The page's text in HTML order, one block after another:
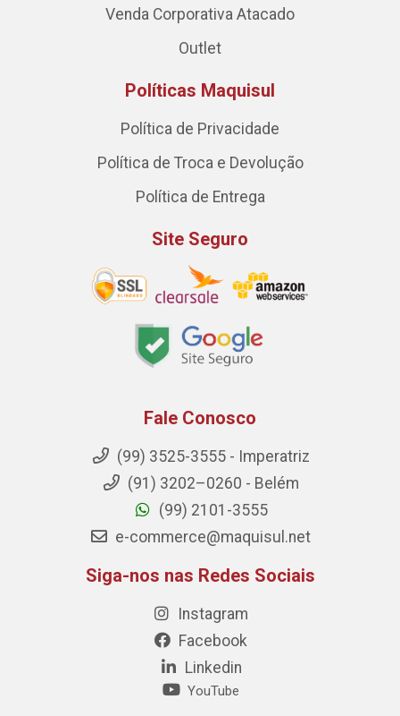
Venda Corporativa Atacado
Outlet
Políticas Maquisul
Política de Privacidade
Política de Troca e Devolução
Política de Entrega
Site Seguro
Fale Conosco
(99) 3525-3555 - Imperatriz
(91) 3202–0260 - Belém
(99) 2101-3555
e-commerce@maquisul.net
Siga-nos nas Redes Sociais
Instagram
Facebook
Linkedin
YouTube